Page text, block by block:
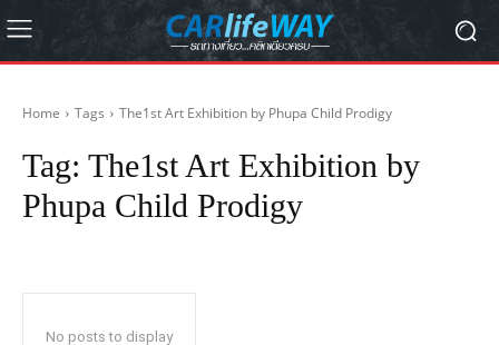
Home Tags The1st Art Exhibition by Phupa Child Prodigy
Tag: The1st Art Exhibition by
Phupa Child Prodigy
No posts to display